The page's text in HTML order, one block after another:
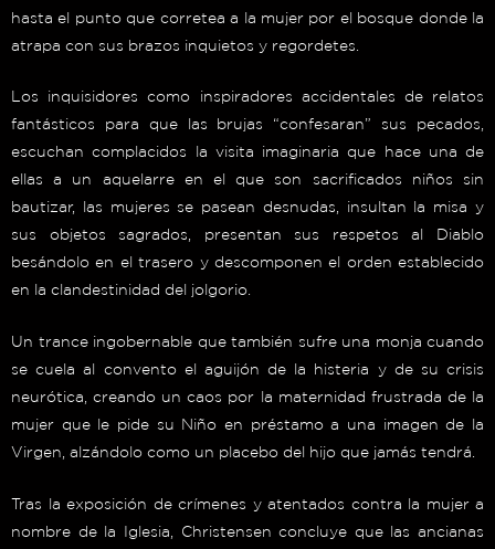
hasta el punto que corretea a la mujer por el bosque donde la
atrapa con sus brazos inquietos y regordetes.
Los inquisidores como inspiradores accidentales de relatos
fantásticos para que las brujas “confesaran” sus pecados,
escuchan complacidos la visita imaginaria que hace una de
ellas a un aquelarre en el que son sacrificados niños sin
bautizar, las mujeres se pasean desnudas, insultan la misa y
sus objetos sagrados, presentan sus respetos al Diablo
besándolo en el trasero y descomponen el orden establecido
en la clandestinidad del jolgorio.
Un trance ingobernable que también sufre una monja cuando
se cuela al convento el aguijón de la histeria y de su crisis
neurótica, creando un caos por la maternidad frustrada de la
mujer que le pide su Niño en préstamo a una imagen de la
Virgen, alzándolo como un placebo del hijo que jamás tendrá.
Tras la exposición de crímenes y atentados contra la mujer a
nombre de la Iglesia, Christensen concluye que las ancianas